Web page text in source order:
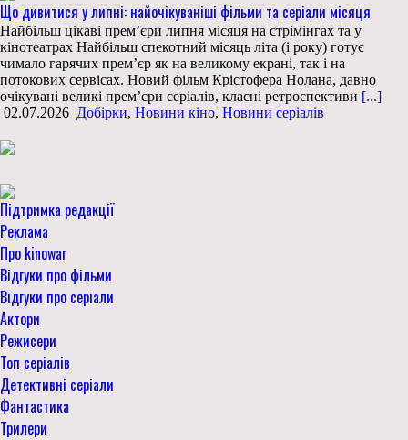
Що дивитися у липні: найочікуваніші фільми та серіали місяця
Найбільш цікаві прем’єри липня місяця на стрімінгах та у
кінотеатрах Найбільш спекотний місяць літа (і року) готує
чимало гарячих прем’єр як на великому екрані, так і на
потокових сервісах. Новий фільм Крістофера Нолана, давно
очікувані великі прем’єри серіалів, класні ретроспективи [...]
02.07.2026 Добірки, Новини кіно, Новини серіалів
Підтримка редакції
Реклама
Про kinowar
Відгуки про фільми
Відгуки про серіали
Актори
Режисери
Топ серіалів
Детективні серіали
Фантастика
Трилери